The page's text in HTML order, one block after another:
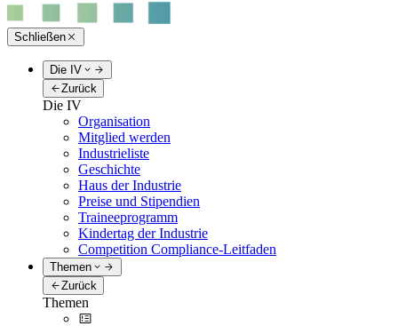
Schließen
Die IV
Zurück
Die IV
Organisation
Mitglied werden
Industrieliste
Geschichte
Haus der Industrie
Preise und Stipendien
Traineeprogramm
Kindertag der Industrie
Competition Compliance-Leitfaden
Themen
Zurück
Themen